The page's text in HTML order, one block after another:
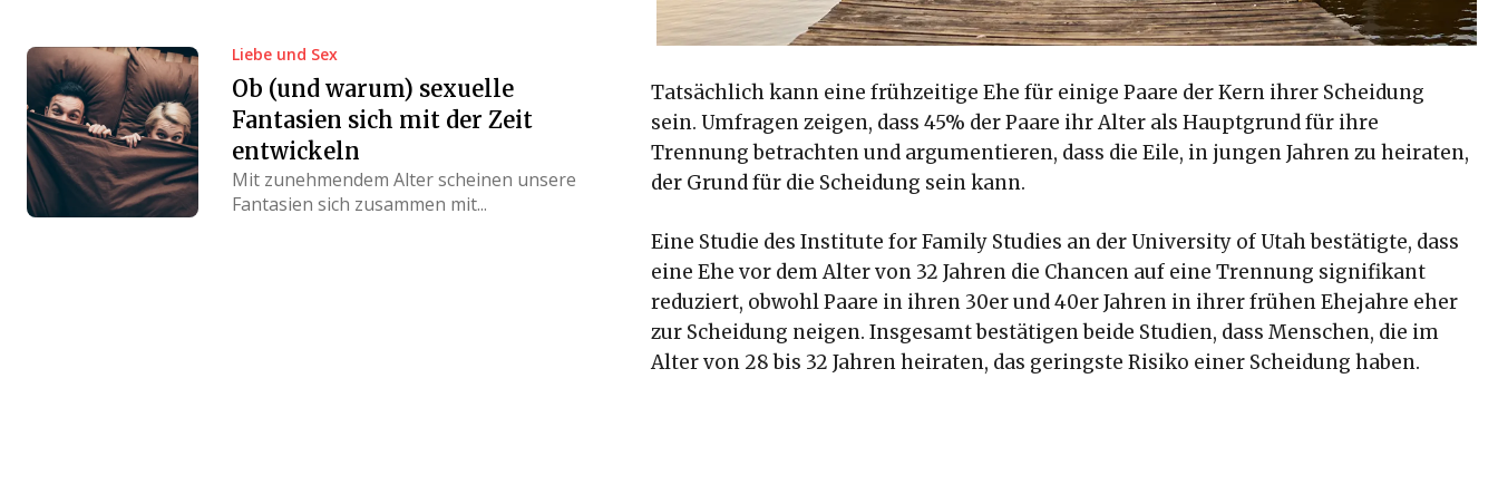
Liebe und Sex
Ob (und warum) sexuelle
Fantasien sich mit der Zeit
entwickeln
Mit zunehmendem Alter scheinen unsere
Fantasien sich zusammen mit...
Tatsächlich kann eine frühzeitige Ehe für einige Paare der Kern ihrer Scheidung
sein. Umfragen zeigen, dass 45% der Paare ihr Alter als Hauptgrund für ihre
Trennung betrachten und argumentieren, dass die Eile, in jungen Jahren zu heiraten,
der Grund für die Scheidung sein kann.
Eine Studie des Institute for Family Studies an der University of Utah bestätigte, dass
eine Ehe vor dem Alter von 32 Jahren die Chancen auf eine Trennung signifikant
reduziert, obwohl Paare in ihren 30er und 40er Jahren in ihrer frühen Ehejahre eher
zur Scheidung neigen. Insgesamt bestätigen beide Studien, dass Menschen, die im
Alter von 28 bis 32 Jahren heiraten, das geringste Risiko einer Scheidung haben.